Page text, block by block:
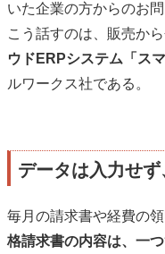
いた企業の方からのお
こう話すのは、販売か
ウドERPシステム「ス
ルワークス社である。
データは入力せ
毎月の請求書や経費の
格請求書の内容は、一